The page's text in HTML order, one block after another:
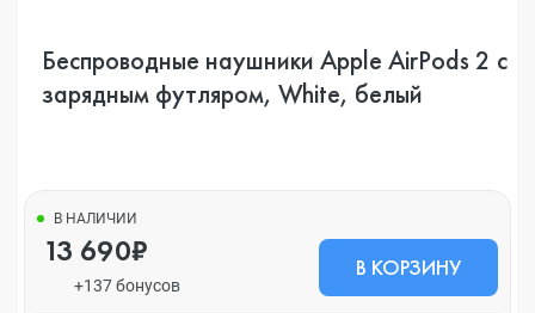
Беспроводные наушники Apple AirPods 2 с
зарядным футляром, White, белый
В НАЛИЧИИ
13 690₽
+137 бонусов
В КОРЗИНУ